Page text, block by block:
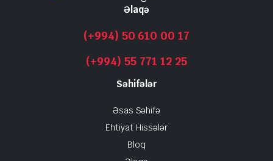
Əlaqə
(+994) 50 610 00 17
(+994) 55 771 12 25
Səhifələr
Əsas Səhifə
Ehtiyat Hissələr
Bloq